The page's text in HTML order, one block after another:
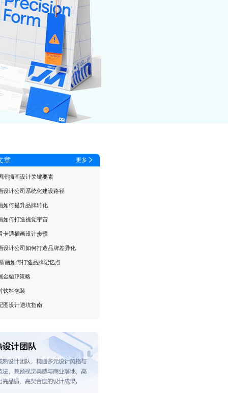
章 更多
潮插画设计关键要素
设计公司系统化建设路径
如何提升品牌转化
如何打造视觉宇宙
卡通插画设计步骤
设计公司如何打造品牌差异化
画如何打造品牌记忆点
金融IP策略
饮料包装
图设计避坑指南